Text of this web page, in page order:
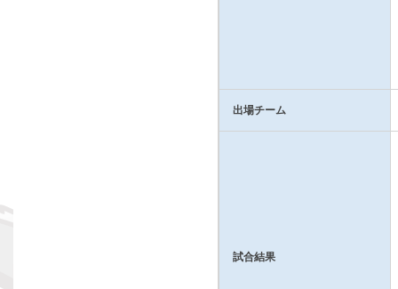
出場チーム
試合結果